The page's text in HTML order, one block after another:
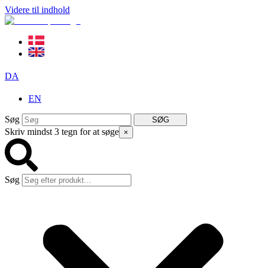
Videre til indhold
DA
EN
Søg SØG
Skriv mindst 3 tegn for at søge ×
Søg